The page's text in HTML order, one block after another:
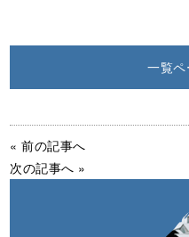
一覧ペ
« 前の記事へ
次の記事へ »